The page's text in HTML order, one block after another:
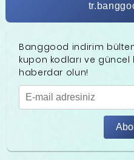
Banggood indirim
kupon kodları ve
haberdar olun!